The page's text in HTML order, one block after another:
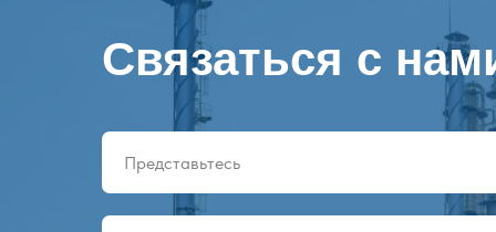
Связаться с